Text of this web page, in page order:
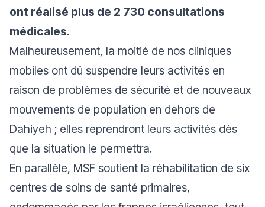
ont réalisé plus de 2 730 consultations
médicales.
Malheureusement, la moitié de nos cliniques
mobiles ont dû suspendre leurs activités en
raison de problèmes de sécurité et de nouveaux
mouvements de population en dehors de
Dahiyeh ; elles reprendront leurs activités dès
que la situation le permettra.
En parallèle, MSF soutient la réhabilitation de six
centres de soins de santé primaires,